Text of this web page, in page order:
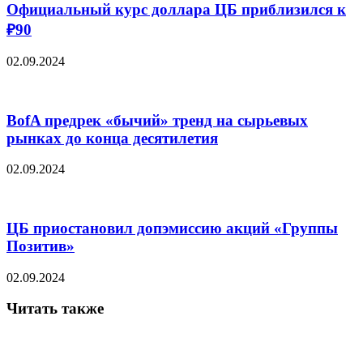
Официальный курс доллара ЦБ приблизился к
₽90
02.09.2024
BofA предрек «бычий» тренд на сырьевых
рынках до конца десятилетия
02.09.2024
ЦБ приостановил допэмиссию акций «Группы
Позитив»
02.09.2024
Читать также